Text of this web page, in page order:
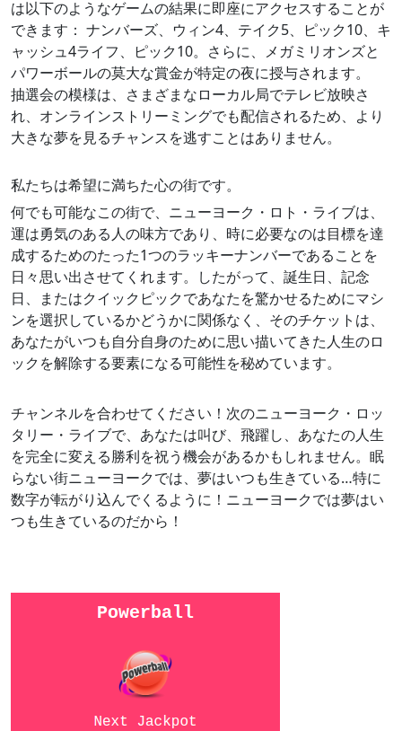
は以下のようなゲームの結果に即座にアクセスすることが
できます： ナンバーズ、ウィン4、テイク5、ピック10、キ
ャッシュ4ライフ、ピック10。さらに、メガミリオンズと
パワーボールの莫大な賞金が特定の夜に授与されます。
抽選会の模様は、さまざまなローカル局でテレビ放映さ
れ、オンラインストリーミングでも配信されるため、より
大きな夢を見るチャンスを逃すことはありません。
私たちは希望に満ちた心の街です。
何でも可能なこの街で、ニューヨーク・ロト・ライブは、
運は勇気のある人の味方であり、時に必要なのは目標を達
成するためのたった1つのラッキーナンバーであることを
日々思い出させてくれます。したがって、誕生日、記念
日、またはクイックピックであなたを驚かせるためにマシ
ンを選択しているかどうかに関係なく、そのチケットは、
あなたがいつも自分自身のために思い描いてきた人生のロ
ックを解除する要素になる可能性を秘めています。
チャンネルを合わせてください！次のニューヨーク・ロッ
タリー・ライブで、あなたは叫び、飛躍し、あなたの人生
を完全に変える勝利を祝う機会があるかもしれません。眠
らない街ニューヨークでは、夢はいつも生きている…特に
数字が転がり込んでくるように！ニューヨークでは夢はい
つも生きているのだから！